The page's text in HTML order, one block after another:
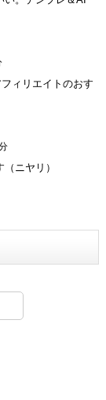
ィリエイトのおす
ニヤリ）